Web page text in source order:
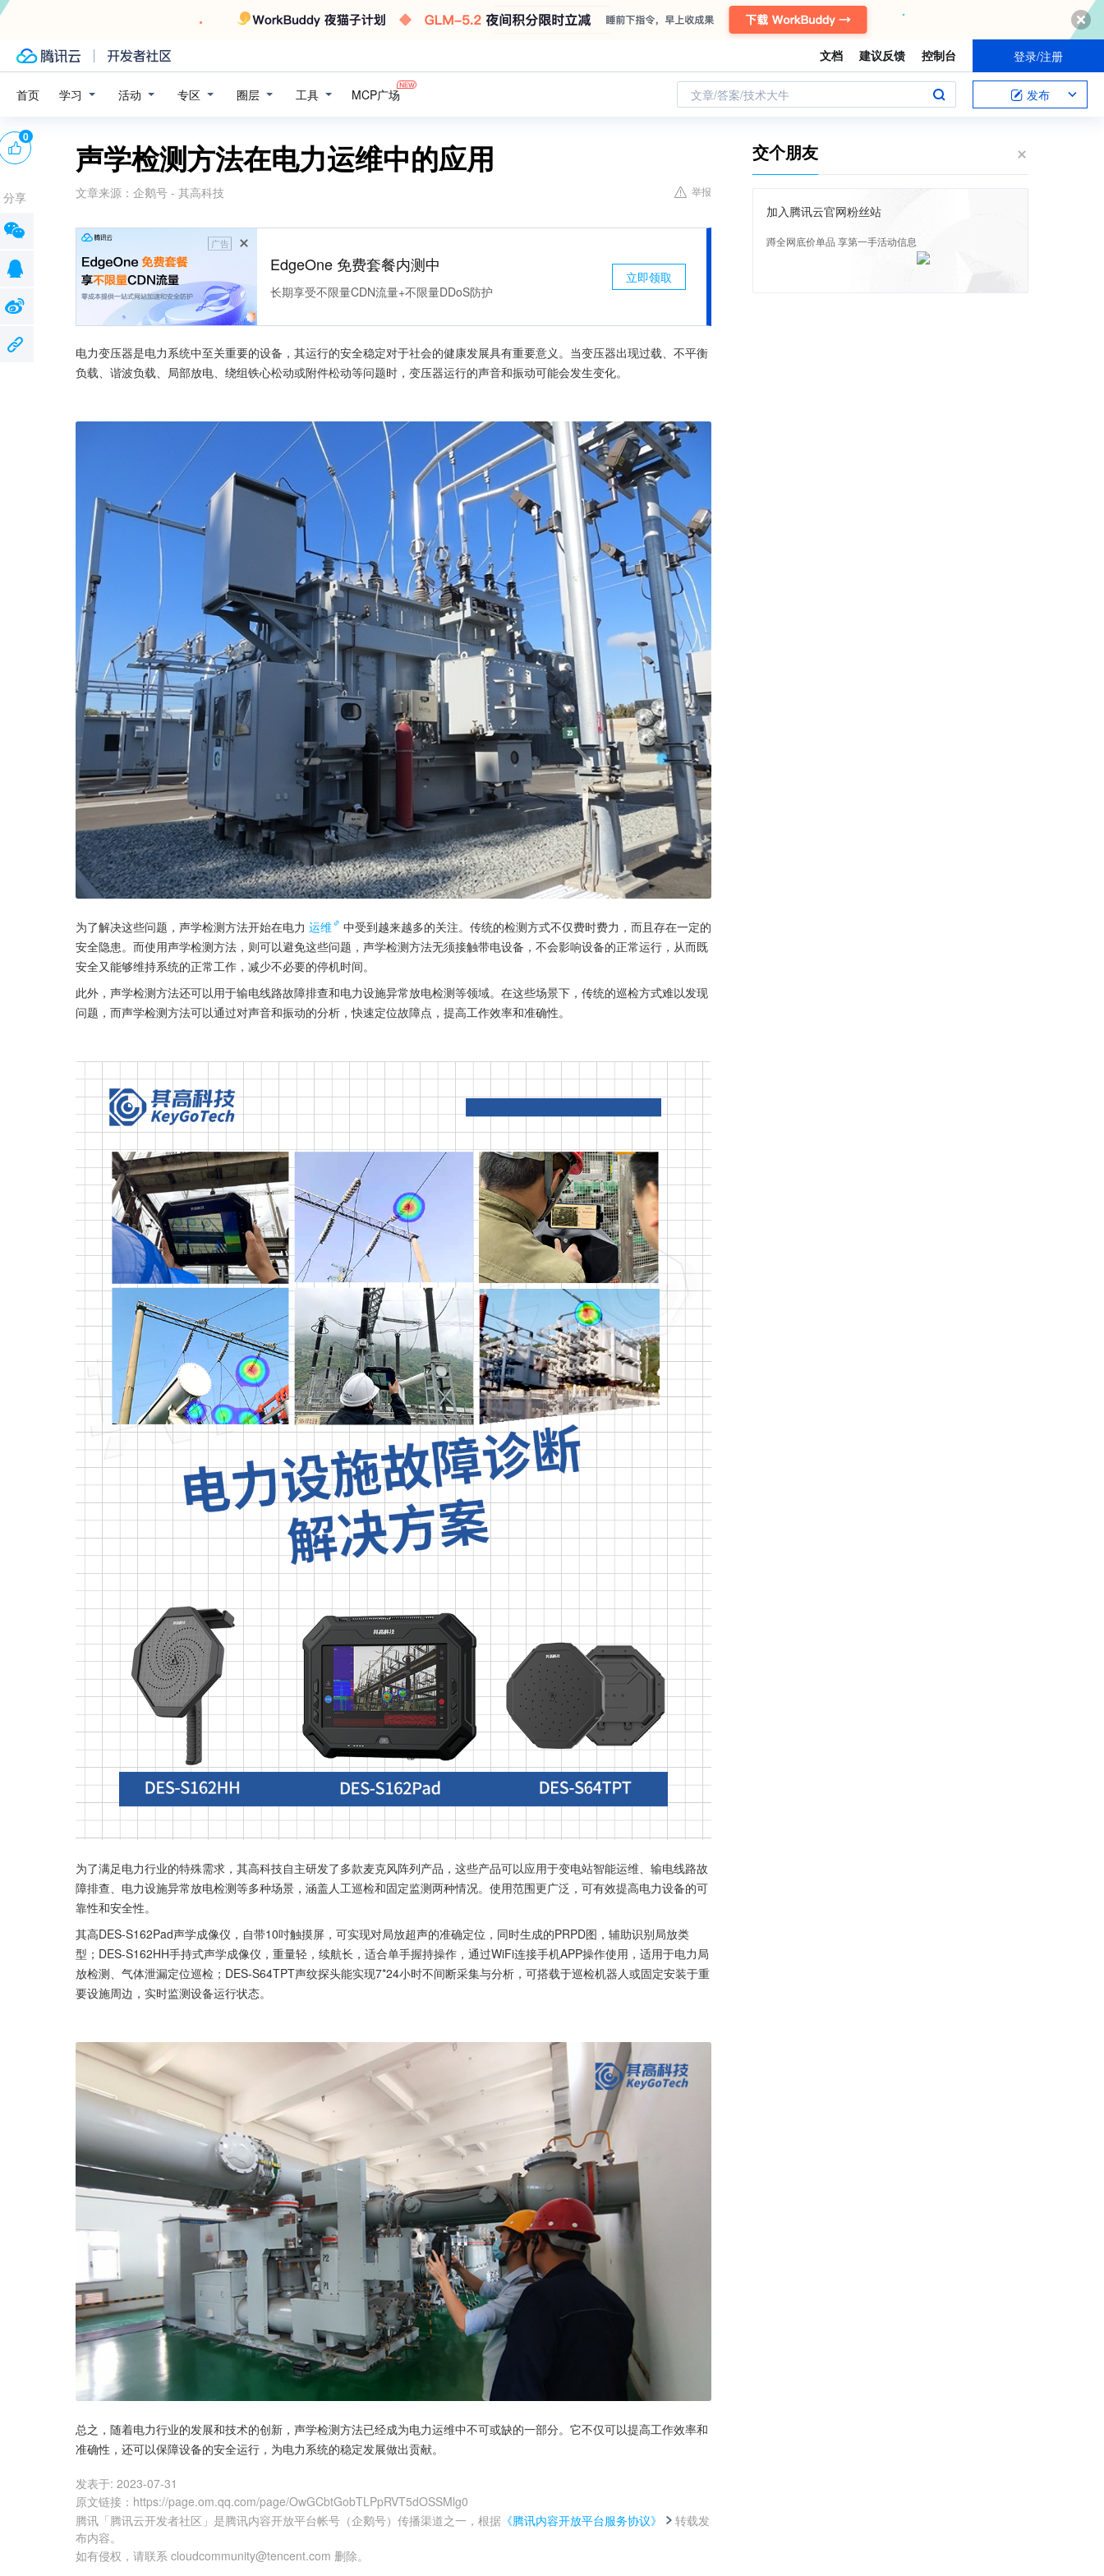
文档 建议反馈 控制台 登录/注册
首页 学习 活动 专区 圈层 工具 MCP广场 文章/答案/技术大牛 发布
声学检测方法在电力运维中的应用
文章来源： 企鹅号 - 其高科技 举报
广告
EdgeOne 免费套餐内测中
长期享受不限量CDN流量+不限量DDoS防护
立即领取
电力变压器是电力系统中至关重要的设备，其运行的安全稳定对于社会的健康发展具有重要意义。当变压器出现过载、不平衡
负载、谐波负载、局部放电、绕组铁心松动或附件松动等问题时，变压器运行的声音和振动可能会发生变化。
为了解决这些问题，声学检测方法开始在电力 运维
中受到越来越多的关注。传统的检测方式不仅费时费力，而且存在一定的
安全隐患。而使用声学检测方法，则可以避免这些问题，声学检测方法无须接触带电设备，不会影响设备的正常运行，从而既
安全又能够维持系统的正常工作，减少不必要的停机时间。
此外，声学检测方法还可以用于输电线路故障排查和电力设施异常放电检测等领域。在这些场景下，传统的巡检方式难以发现
问题，而声学检测方法可以通过对声音和振动的分析，快速定位故障点，提高工作效率和准确性。
为了满足电力行业的特殊需求，其高科技自主研发了多款麦克风阵列产品，这些产品可以应用于变电站智能运维、输电线路故
障排查、电力设施异常放电检测等多种场景，涵盖人工巡检和固定监测两种情况。使用范围更广泛，可有效提高电力设备的可
靠性和安全性。
其高DES-S162Pad声学成像仪，自带10吋触摸屏，可实现对局放超声的准确定位，同时生成的PRPD图，辅助识别局放类
型；DES-S162HH手持式声学成像仪，重量轻，续航长，适合单手握持操作，通过WiFi连接手机APP操作使用，适用于电力局
放检测、气体泄漏定位巡检；DES-S64TPT声纹探头能实现7*24小时不间断采集与分析，可搭载于巡检机器人或固定安装于重
要设施周边，实时监测设备运行状态。
总之，随着电力行业的发展和技术的创新，声学检测方法已经成为电力运维中不可或缺的一部分。它不仅可以提高工作效率和
准确性，还可以保障设备的安全运行，为电力系统的稳定发展做出贡献。
发表于: 2023-07-31
原文链接 ： https://page.om.qq.com/page/OwGCbtGobTLPpRVT5dOSSMlg0
腾讯「腾讯云开发者社区」是腾讯内容开放平台帐号（企鹅号）传播渠道之一，根据 《腾讯内容开放平台服务协议》
转载发
布内容。
如有侵权，请联系 cloudcommunity@tencent.com 删除。
0
分享
交个朋友
加入腾讯云官网粉丝站
蹲全网底价单品 享第一手活动信息